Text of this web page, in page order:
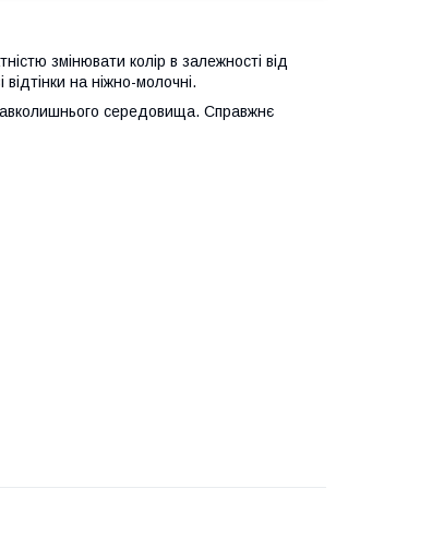
змінювати колір в залежності від
на ніжно-молочні.
середовища. Справжнє